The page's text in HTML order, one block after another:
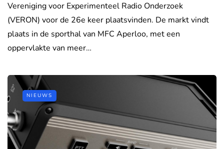
Vereniging voor Experimenteel Radio Onderzoek
(VERON) voor de 26e keer plaatsvinden. De markt vindt
plaats in de sporthal van MFC Aperloo, met een
oppervlakte van meer…
NIEUWS